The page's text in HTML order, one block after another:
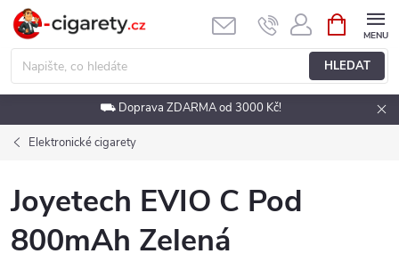
Přejít
obsah
HLEDAT
NÁKUPNÍ
KOŠÍK
⛟ Doprava ZDARMA od 3000 Kč!
Elektronické cigarety
Joyetech EVIO C Pod
800mAh Zelená